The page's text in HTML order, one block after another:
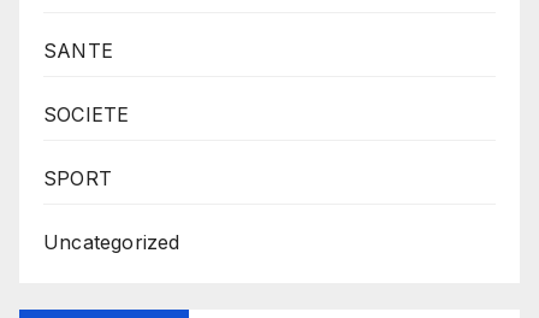
SANTE
SOCIETE
SPORT
Uncategorized